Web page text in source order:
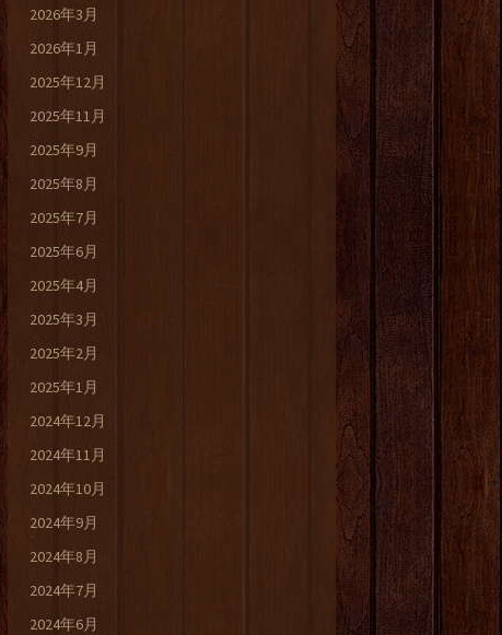
2026年3月
2026年1月
2025年12月
2025年11月
2025年9月
2025年8月
2025年7月
2025年6月
2025年4月
2025年3月
2025年2月
2025年1月
2024年12月
2024年11月
2024年10月
2024年9月
2024年8月
2024年7月
2024年6月